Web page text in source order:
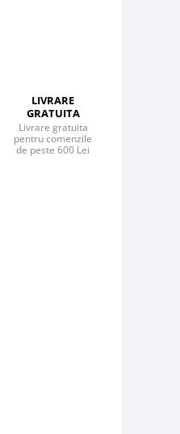
LIVRARE
GRATUITA
Livrare gratuita
pentru comenzile
de peste 600 Lei